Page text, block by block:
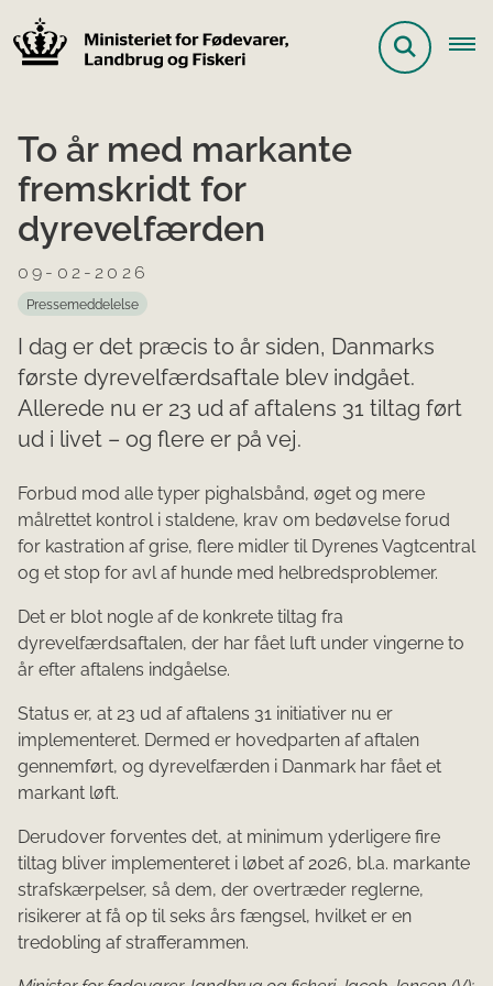
To år med markante
fremskridt for
dyrevelfærden
09-02-2026
Pressemeddelelse
I dag er det præcis to år siden, Danmarks
første dyrevelfærdsaftale blev indgået.
Allerede nu er 23 ud af aftalens 31 tiltag ført
ud i livet – og flere er på vej.
Forbud mod alle typer pighalsbånd, øget og mere
målrettet kontrol i staldene, krav om bedøvelse forud
for kastration af grise, flere midler til Dyrenes Vagtcentral
og et stop for avl af hunde med helbredsproblemer.
Det er blot nogle af de konkrete tiltag fra
dyrevelfærdsaftalen, der har fået luft under vingerne to
år efter aftalens indgåelse.
Status er, at 23 ud af aftalens 31 initiativer nu er
implementeret. Dermed er hovedparten af aftalen
gennemført, og dyrevelfærden i Danmark har fået et
markant løft.
Derudover forventes det, at minimum yderligere fire
tiltag bliver implementeret i løbet af 2026, bl.a. markante
strafskærpelser, så dem, der overtræder reglerne,
risikerer at få op til seks års fængsel, hvilket er en
tredobling af strafferammen.